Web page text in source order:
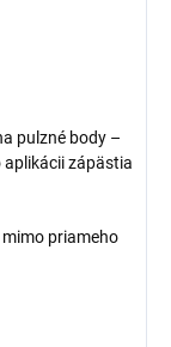
pulzné body –
aplikácii zápästia
priameho